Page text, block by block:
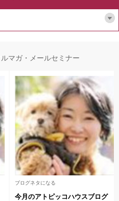
マガ・メールセミナー
後藤坂の「日刊メルマガ」
地域No.１工務店になる